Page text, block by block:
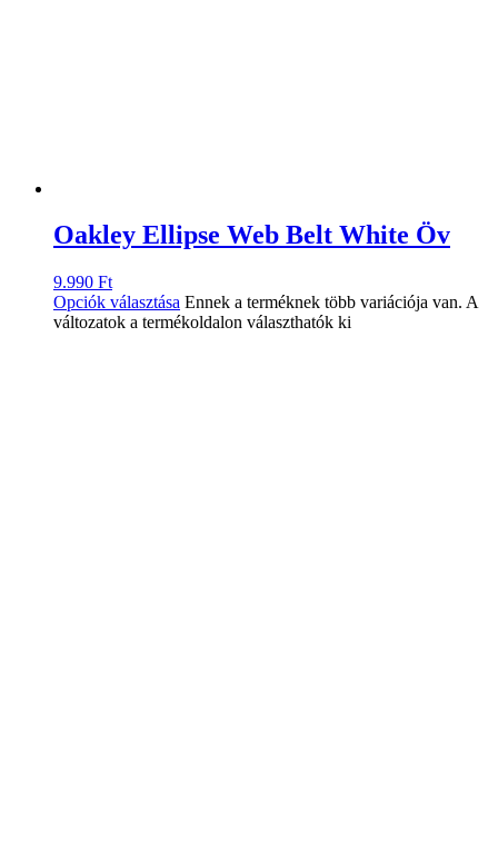
Oakley Ellipse Web Belt White Öv
9.990 Ft
Opciók választása Ennek a terméknek több variációja van. A
változatok a termékoldalon választhatók ki